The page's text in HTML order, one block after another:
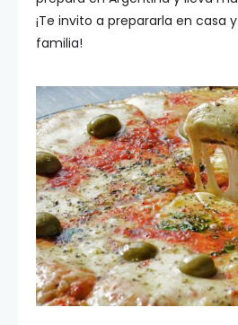
¡Te invito a prepararla en casa
familia!